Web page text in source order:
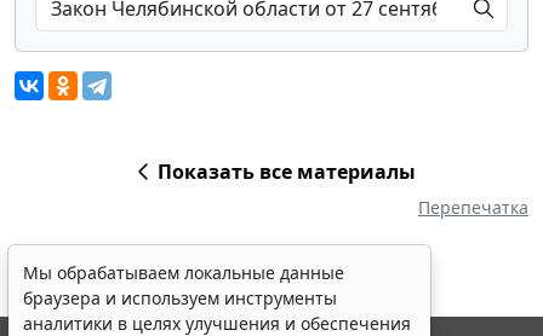
Показать все материалы
Перепечатка
Мы обрабатываем локальные данные
браузера и используем инструменты
аналитики в целях улучшения и обеспечения